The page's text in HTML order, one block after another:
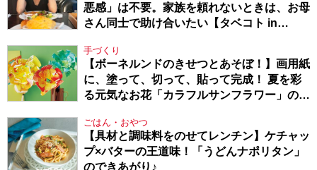
悪感」は不要。家族を頼れないときは、お母
さん同士で助け合いたい【タベコト in
手づくり
【ボーネルンドのきせつとあそぼ！】画用紙
に、塗って、切って、貼って完成！ 夏を彩
る元気なお花「カラフルサンフラワー」の作
ごはん・おやつ
【具材と調味料をのせてレンチン】ケチャッ
プ×バターの王道味！「うどんナポリタン」
のできあがり♪